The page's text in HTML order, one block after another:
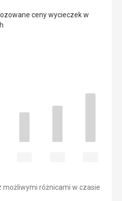
ceny wycieczek w
możliwymi różnicami w czasie